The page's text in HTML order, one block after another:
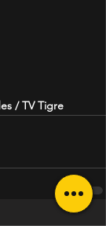
/ TV Tigre